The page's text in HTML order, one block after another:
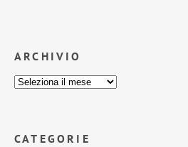
ARCHIVIO
CATEGORIE